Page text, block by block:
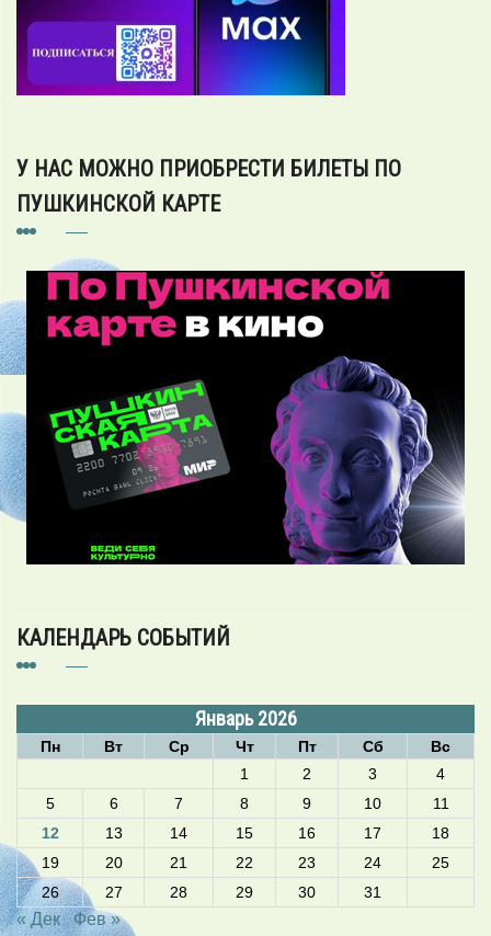
У НАС МОЖНО ПРИОБРЕСТИ БИЛЕТЫ ПО
ПУШКИНСКОЙ КАРТЕ
КАЛЕНДАРЬ СОБЫТИЙ
Январь 2026
Пн Вт Ср Чт Пт Сб
Вс
1
2 3
4
5
6 7 8 9 10
11
12
13 14 15 16 17
18
19
20 21 22 23 24
25
26
27 28 29 30 31
« Дек Фев »